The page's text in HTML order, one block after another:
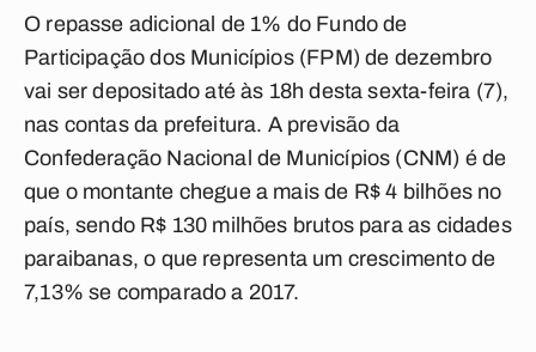
O repasse adicional de 1% do Fundo de
Participação dos Municípios (FPM) de dezembro
vai ser depositado até às 18h desta sexta-feira (7),
nas contas da prefeitura. A previsão da
Confederação Nacional de Municípios (CNM) é de
que o montante chegue a mais de R$ 4 bilhões no
país, sendo R$ 130 milhões brutos para as cidades
paraibanas, o que representa um crescimento de
7,13% se comparado a 2017.